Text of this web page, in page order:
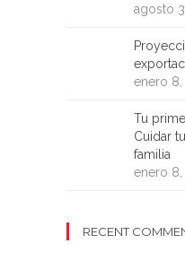
agosto
enero 8,
Tu
Cuidar
familia
enero 8,
RECENT